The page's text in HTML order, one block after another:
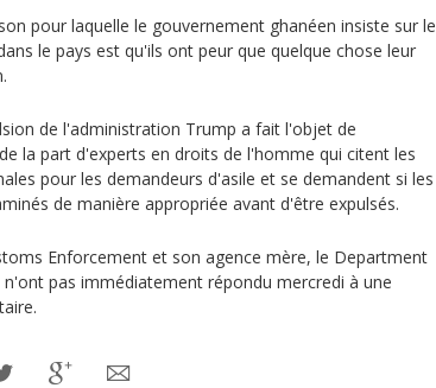
pour laquelle le gouvernement ghanéen insiste sur le
le pays est qu'ils ont peur que quelque chose leur
de l'administration Trump a fait l'objet de
la part d'experts en droits de l'homme qui citent les
pour les demandeurs d'asile et se demandent si les
de manière appropriée avant d'être expulsés.
Enforcement et son agence mère, le Department
pas immédiatement répondu mercredi à une